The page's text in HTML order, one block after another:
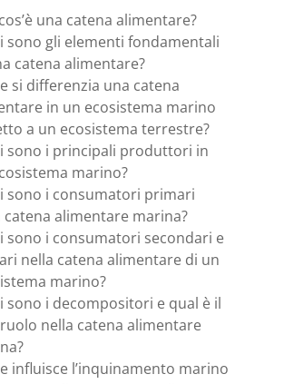
una catena alimentare?
sono gli elementi fondamentali
catena alimentare?
si differenzia una catena
in un ecosistema marino
a un ecosistema terrestre?
sono i principali produttori in
marino?
sono i consumatori primari
catena alimentare marina?
sono i consumatori secondari e
nella catena alimentare di un
marino?
sono i decompositori e qual è il
nella catena alimentare
influisce l’inquinamento marino